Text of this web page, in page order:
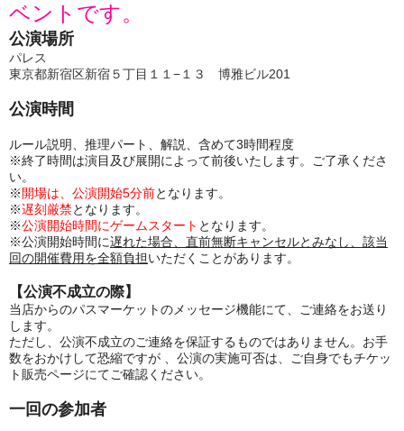
ベントです。
公演場所
パレス
東京都新宿区新宿５丁目１１−１３ 博雅ビル201
公演時間
ルール説明、推理パート、解説、含めて3時間程度
※終了時間は演目及び展開によって前後いたします。ご了承くださ
い。
※開場は、公演開始5分前となります。
※遅刻厳禁となります。
※公演開始時間にゲームスタート となります。
※公演開始時間に遅れた場合、直前無断キャンセルとみなし、該当
回の開催費用を全額負担いただくことがあります。
【公演不成立の際】
当店からのパスマーケットのメッセージ機能にて、ご連絡をお送り
します。
ただし、公演不成立のご連絡を保証するものではありません。お手
数をおかけして恐縮ですが 、公演の実施可否は、ご自身でもチケッ
ト販売ページにてご確認ください。
一回の参加者